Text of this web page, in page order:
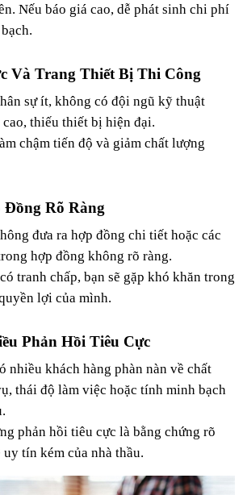
Nếu báo giá cao, dễ phát sinh chi phí
Và Trang Thiết Bị Thi Công
sự ít, không có đội ngũ kỹ thuật
thiếu thiết bị hiện đại.
chậm tiến độ và giảm chất lượng
Rõ Ràng
đưa ra hợp đồng chi tiết hoặc các
hợp đồng không rõ ràng.
tranh chấp, bạn sẽ gặp khó khăn trong
lợi của mình.
Phản Hồi Tiêu Cực
nhiều khách hàng phàn nàn về chất
thái độ làm việc hoặc tính minh bạch
phản hồi tiêu cực là bằng chứng rõ
tín kém của nhà thầu.